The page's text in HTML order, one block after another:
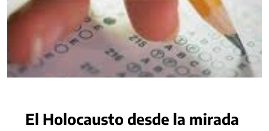
El Holocausto desde la mirada